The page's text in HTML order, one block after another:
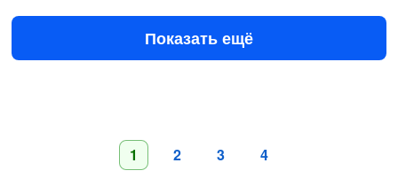
8000 ₽за всё до 4 чел.
Показать ещё
1 2 3 4